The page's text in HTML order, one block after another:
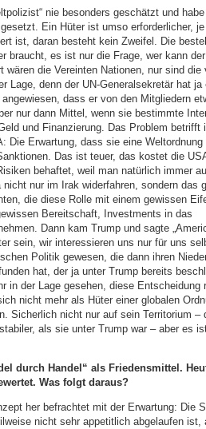
nie besonders geschätzt und
Ein Hüter ist umso erforderlicher,
ist, daran besteht kein Zweifel. Die
braucht, es ist nur die Frage, wer kann
wären die Vereinten Nationen, nur sind die
Lage, denn der UN-Generalsekretär hat ja
dass er von den Mitgliedern
nur dann Mittel, wenn sie bestimmte
und Finanzierung. Das Problem betrifft
Die Erwartung, dass sie eine Weltordnung
Das ist teuer, das kostet die
behaftet, weil man natürlich immer
nur im Irak widerfahren, sondern das
die diese Rolle mit einem gewissen
Bereitschaft, Investments in das
Dann kam Trump und sagte
sein, wir interessieren uns nur für uns
Politik gewesen, die dann ihren
hat, der ja unter Trump bereits
in der Lage gesehen, diese Entscheidung
nicht mehr als Hüter einer globalen
Sicherlich nicht nur auf sein Territorium –
als sie unter Trump war – aber es
durch Handel“ als Friedensmittel.
Was folgt daraus?
her befrachtet mit der Erwartung: Die
nicht sehr appetitlich abgelaufen ist,